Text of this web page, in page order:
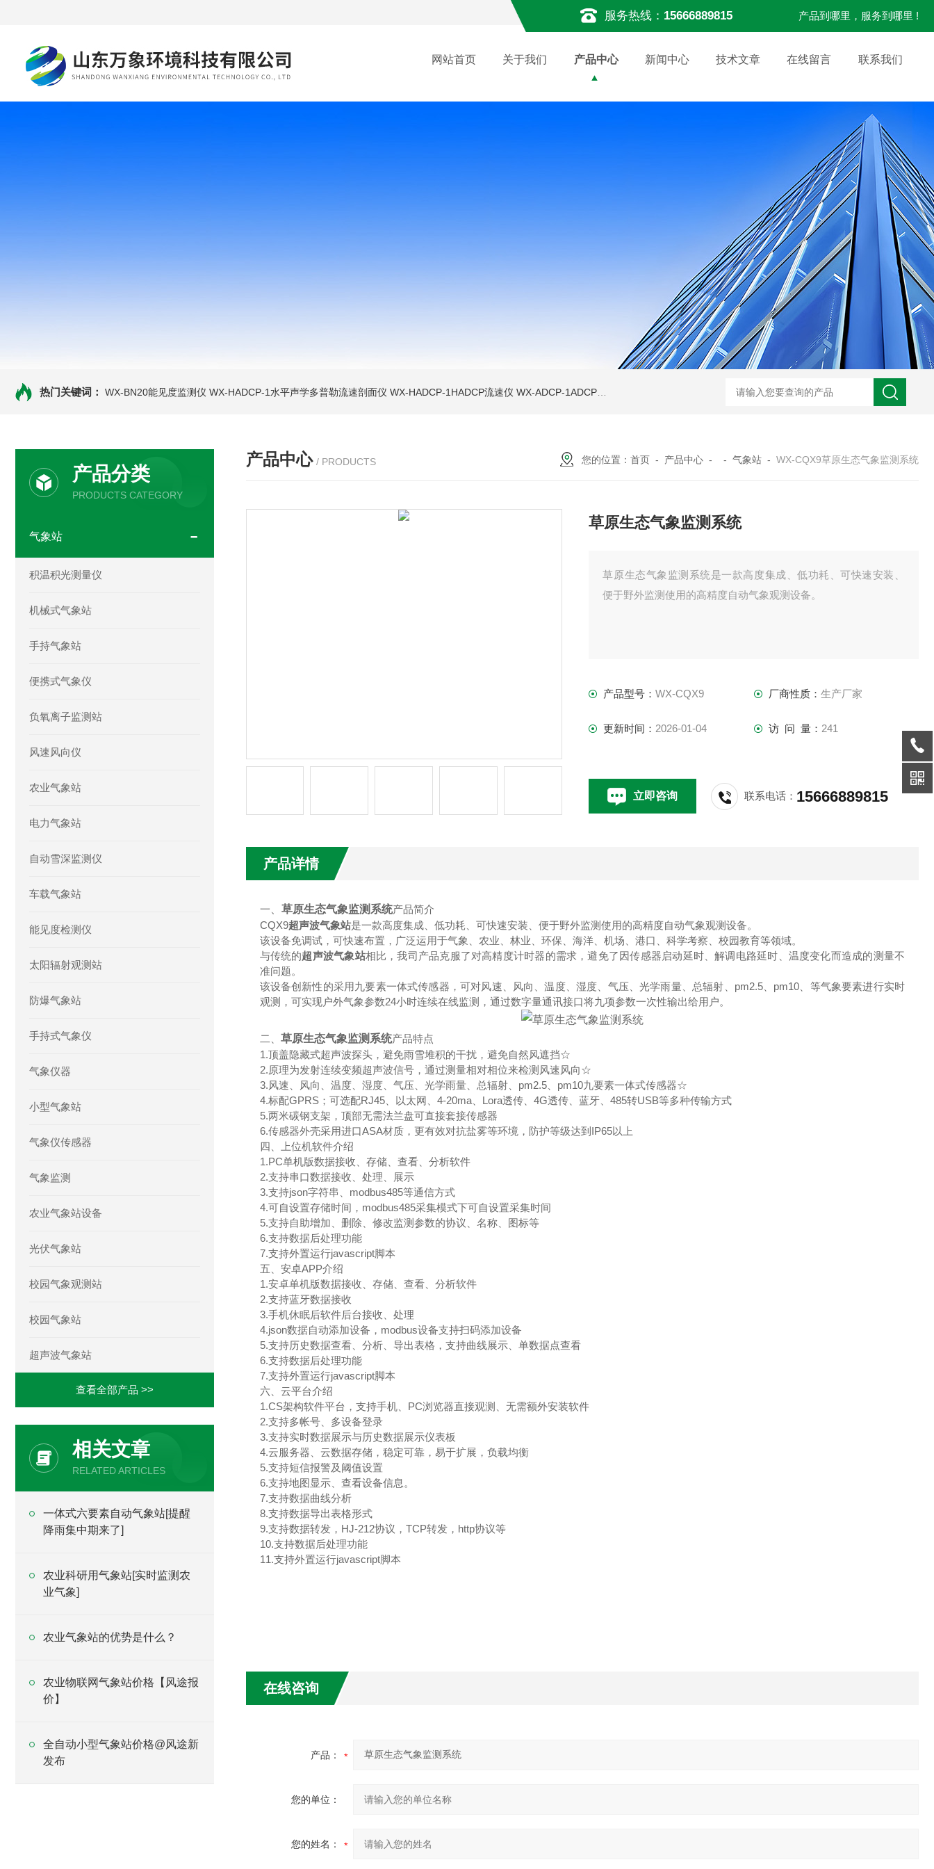
服务热线： 15666889815 产品到哪里，服务到哪里 !
网站首页 关于我们 产品中心 新闻中心 技术文章 在线留言 联系我们
热门关键词： WX-BN20能见度监测仪 WX-HADCP-1水平声学多普勒流速剖面仪 WX-HADCP-1HADCP流速仪 WX-ADCP-1ADCP流速仪 WX-ADCP-1走航式声学多普勒流速剖面仪 WX-NJD50交通能见度监测
产品分类
PRODUCTS CATEGORY
气象站
积温积光测量仪
机械式气象站
手持气象站
便携式气象仪
负氧离子监测站
风速风向仪
农业气象站
电力气象站
自动雪深监测仪
车载气象站
能见度检测仪
太阳辐射观测站
防爆气象站
手持式气象仪
气象仪器
小型气象站
气象仪传感器
气象监测
农业气象站设备
光伏气象站
校园气象观测站
校园气象站
超声波气象站
查看全部产品 >>
相关文章
RELATED ARTICLES
一体式六要素自动气象站[提醒
降雨集中期来了]
农业科研用气象站[实时监测农
业气象]
农业气象站的优势是什么？
农业物联网气象站价格【风途报
价】
全自动小型气象站价格@风途新
发布
产品中心 / PRODUCTS 您的位置： 首页 - 产品中心 - - 气象站 - WX-CQX9草原生态气象监测系统
草原生态气象监测系统
草原生态气象监测系统是一款高度集成、低功耗、可快速安装、
便于野外监测使用的高精度自动气象观测设备。
产品型号：WX-CQX9 厂商性质： 生产厂家
更新时间： 2026-01-04 访 问 量： 241
立即咨询 联系电话： 15666889815
产品详情
一 草原生态气象监测系统产品简介
CQX9超声波气象站是一款高度集成、低功耗、可快速安装、便于野外监测使用的高精度自动气象观测设备。
该设备免调试，可快速布置，广泛运用于气象、农业、林业、环保、海洋、机场、港口、科学考察、校园教育等领域。
与传统的超声波气象站相比，我司产品克服了对高精度计时器的需求，避免了因传感器启动延时、解调电路延时、温度变化而造成的测量不
准问题。
该设备创新性的采用九要素一体式传感器，可对风速、风向、温度、湿度、气压、光学雨量、总辐射、pm2.5、pm10、等气象要素进行实时
观测，可实现户外气象参数24小时连续在线监测，通过数字量通讯接口将九项参数一次性输出给用户。
二、 草原生态气象监测系统产品特点
1.顶盖隐藏式超声波探头，避免雨雪堆积的干扰，避免自然风遮挡☆
2.原理为发射连续变频超声波信号，通过测量相对相位来检测风速风向☆
3.风速、风向、温度、湿度、气压、光学雨量、总辐射、pm2.5、pm10九要素一体式传感器☆
4.标配GPRS；可选配RJ45、以太网、4-20ma、Lora透传、4G透传、蓝牙、485转USB等多种传输方式
5.两米碳钢支架，顶部无需法兰盘可直接套接传感器
6.传感器外壳采用进口ASA材质，更有效对抗盐雾等环境，防护等级达到IP65以上
四、上位机软件介绍
1.PC单机版数据接收、存储、查看、分析软件
2.支持串口数据接收、处理、展示
3.支持json字符串、modbus485等通信方式
4.可自设置存储时间，modbus485采集模式下可自设置采集时间
5.支持自助增加、删除、修改监测参数的协议、名称、图标等
6.支持数据后处理功能
7.支持外置运行javascript脚本
五、安卓APP介绍
1.安卓单机版数据接收、存储、查看、分析软件
2.支持蓝牙数据接收
3.手机休眠后软件后台接收、处理
4.json数据自动添加设备，modbus设备支持扫码添加设备
5.支持历史数据查看、分析、导出表格，支持曲线展示、单数据点查看
6.支持数据后处理功能
7.支持外置运行javascript脚本
六、云平台介绍
1.CS架构软件平台，支持手机、PC浏览器直接观测、无需额外安装软件
2.支持多帐号、多设备登录
3.支持实时数据展示与历史数据展示仪表板
4.云服务器、云数据存储，稳定可靠，易于扩展，负载均衡
5.支持短信报警及阈值设置
6.支持地图显示、查看设备信息。
7.支持数据曲线分析
8.支持数据导出表格形式
9.支持数据转发，HJ-212协议，TCP转发，http协议等
10.支持数据后处理功能
11.支持外置运行javascript脚本
在线咨询
产品：
您的单位：
您的姓名：